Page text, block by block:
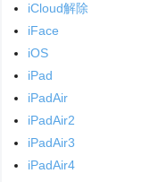
iCloud解除
iFace
iOS
iPad
iPadAir
iPadAir2
iPadAir3
iPadAir4